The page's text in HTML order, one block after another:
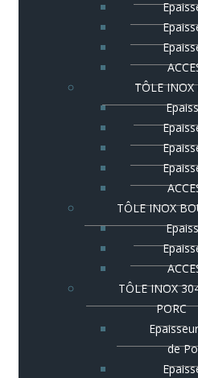
TÔLE INOX
TÔLE INOX
TÔLE INOX
PORC
de